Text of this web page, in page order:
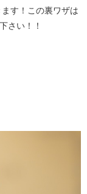
す！この裏ワザは
さい！！